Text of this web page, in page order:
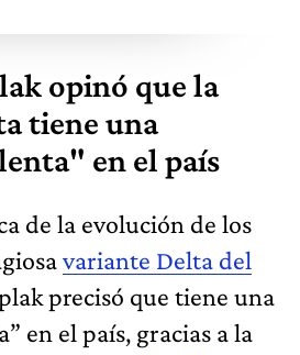
opinó que la
tiene una
en el país
de la evolución de los
variante Delta del
precisó que tiene una
en el país, gracias a la